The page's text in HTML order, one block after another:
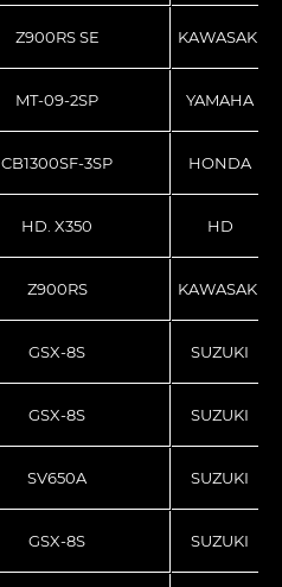
Z900RS SE KAWASAKI
MT-09-2SP YAMAHA
CB1300SF-3SP HONDA
HD. X350 HD
Z900RS KAWASAKI
GSX-8S SUZUKI
GSX-8S SUZUKI
SV650A SUZUKI
GSX-8S SUZUKI